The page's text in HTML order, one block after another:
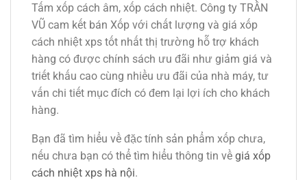
Tấm xốp cách âm, xốp cách nhiệt. Công ty TRẦN
VŨ cam kết bán Xốp với chất lượng và giá xốp
cách nhiệt xps tốt nhất thị trường hỗ trợ khách
hàng có được chính sách ưu đãi như giảm giá và
triết khấu cao cùng nhiều ưu đãi của nhà máy, tư
vấn chi tiết mục đích có đem lại lợi ích cho khách
hàng.
Bạn đã tìm hiểu về đặc tính sản phẩm xốp chưa,
nếu chưa bạn có thể tìm hiểu thông tin về giá xốp
cách nhiệt xps hà nội.